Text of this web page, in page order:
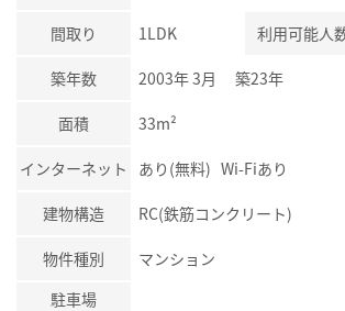
間取り 1LDK 利用可能人
築年数 2003年 3月 築23年
面積 33m²
インターネット あり(無料) Wi-Fiあり
建物構造 RC(鉄筋コンクリート)
物件種別
マンション
駐車場